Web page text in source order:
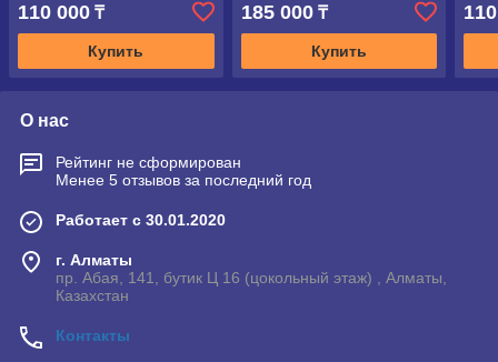
110 000 ₸
Купить
185 000₸
Купить
О нас
Рейтинг не сформирован
Менее 5 отзывов за последний год
Работает с 30.01.2020
г. Алматы
пр. Абая, 141, бутик Ц 16 (цокольный этаж) , Алматы,
Казахстан
Контакты